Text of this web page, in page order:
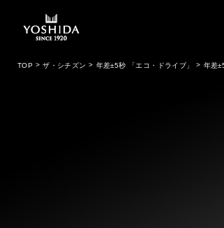
TOP ザ・シチズン 年差±5秒 「エコ・ドライブ」 年差